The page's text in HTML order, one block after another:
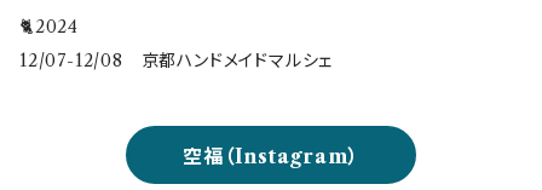
🐈2024
12/07-12/08 京都ハンドメイドマルシェ
空福（Instagram）